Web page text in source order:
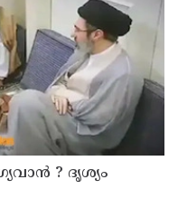
ഒളിവില്‍
? ദൃശ്യം